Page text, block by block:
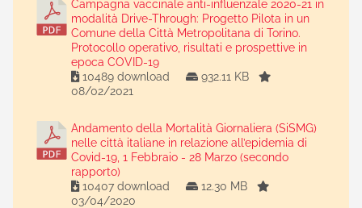
Campagna vaccinale anti-influenzale 2020-21 in
modalità Drive-Through: Progetto Pilota in un
Comune della Città Metropolitana di Torino.
Protocollo operativo, risultati e prospettive in
epoca COVID-19
10489 download
932.11 KB
08/02/2021
Andamento della Mortalità Giornaliera (SiSMG)
nelle città italiane in relazione all’epidemia di
Covid-19, 1 Febbraio - 28 Marzo (secondo
rapporto)
10407 download
12.30 MB
03/04/2020